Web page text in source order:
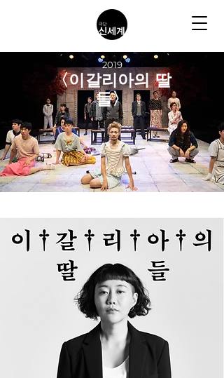
〈이갈리아의 딸
들〉
2019